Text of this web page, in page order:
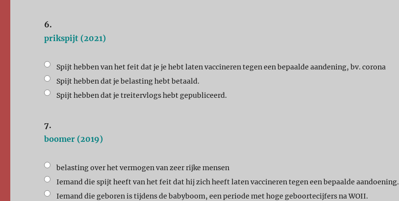
6.
prikspijt (2021)
Spijt hebben van het feit dat je je hebt laten vaccineren tegen een bepaalde aandening, bv. corona
Spijt hebben dat je belasting hebt betaald.
Spijt hebben dat je treitervlogs hebt gepubliceerd.
7.
boomer (2019)
belasting over het vermogen van zeer rijke mensen
Iemand die spijt heeft van het feit dat hij zich heeft laten vaccineren tegen een bepaalde aandoening.
Iemand die geboren is tijdens de babyboom, een periode met hoge geboortecijfers na WOII.